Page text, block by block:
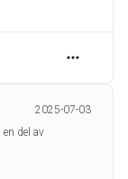
2025-07-03
en del av